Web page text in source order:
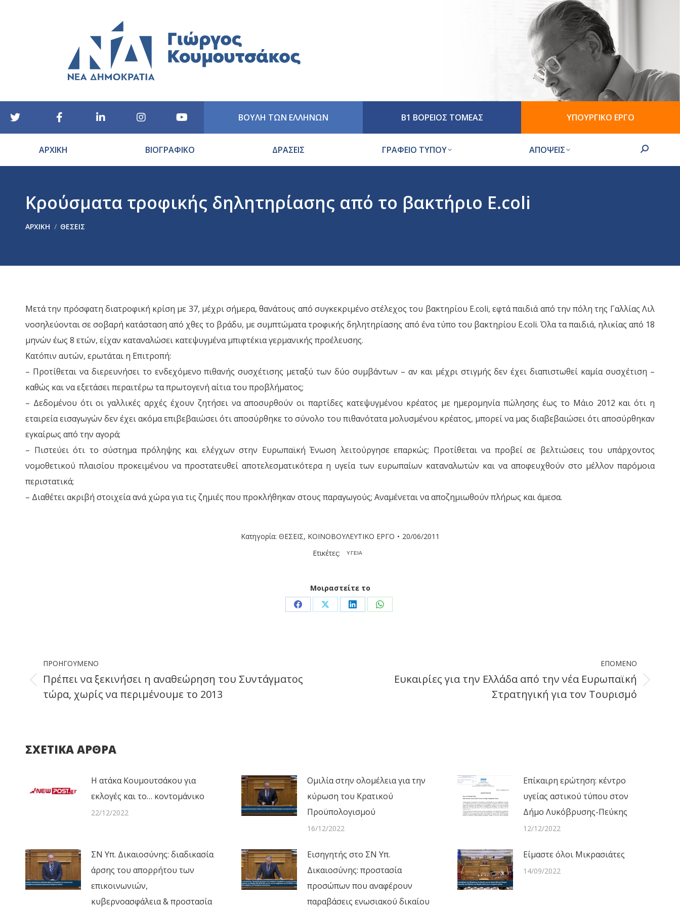
ΒΟΥΛΗ ΤΩΝ ΕΛΛΗΝΩΝ Β1 ΒΟΡΕΙΟΣ ΤΟΜΕΑΣ ΥΠΟΥΡΓΙΚΟ ΕΡΓΟ
ΑΡΧΙΚΗ ΒΙΟΓΡΑΦΙΚΟ ΔΡΑΣΕΙΣ ΓΡΑΦΕΙΟ ΤΥΠΟΥ ΑΠΟΨΕΙΣ Search:
Κρούσματα τροφικής δηλητηρίασης από το βακτήριο E.coli
ΑΡΧΙΚΉ ΘΕΣΕΙΣ
Μετά την πρόσφατη διατροφική κρίση με 37, μέχρι σήμερα, θανάτους από συγκεκριμένο στέλεχος του βακτηρίου E.coli, εφτά παιδιά από την πόλη της Γαλλίας Λιλ
νοσηλεύονται σε σοβαρή κατάσταση από χθες το βράδυ, με συμπτώματα τροφικής δηλητηρίασης από ένα τύπο του βακτηρίου E.coli. Όλα τα παιδιά, ηλικίας από 18
μηνών έως 8 ετών, είχαν καταναλώσει κατεψυγμένα μπιφτέκια γερμανικής προέλευσης.
Κατόπιν αυτών, ερωτάται η Επιτροπή:
– Προτίθεται να διερευνήσει το ενδεχόμενο πιθανής συσχέτισης μεταξύ των δύο συμβάντων – αν και μέχρι στιγμής δεν έχει διαπιστωθεί καμία συσχέτιση –
καθώς και να εξετάσει περαιτέρω τα πρωτογενή αίτια του προβλήματος;
– Δεδομένου ότι οι γαλλικές αρχές έχουν ζητήσει να αποσυρθούν οι παρτίδες κατεψυγμένου κρέατος με ημερομηνία πώλησης έως το Μάιο 2012 και ότι η
εταιρεία εισαγωγών δεν έχει ακόμα επιβεβαιώσει ότι αποσύρθηκε το σύνολο του πιθανότατα μολυσμένου κρέατος, μπορεί να μας διαβεβαιώσει ότι αποσύρθηκαν
εγκαίρως από την αγορά;
– Πιστεύει ότι το σύστημα πρόληψης και ελέγχων στην Ευρωπαϊκή Ένωση λειτούργησε επαρκώς; Προτίθεται να προβεί σε βελτιώσεις του υπάρχοντος
νομοθετικού πλαισίου προκειμένου να προστατευθεί αποτελεσματικότερα η υγεία των ευρωπαίων καταναλωτών και να αποφευχθούν στο μέλλον παρόμοια
περιστατικά;
– Διαθέτει ακριβή στοιχεία ανά χώρα για τις ζημιές που προκλήθηκαν στους παραγωγούς; Αναμένεται να αποζημιωθούν πλήρως και άμεσα.
Κατηγορία: ΘΕΣΕΙΣ, ΚΟΙΝΟΒΟΥΛΕΥΤΙΚΟ ΕΡΓΟ
20/06/2011
Ετικέτες:
ΥΓΕΙΑ
Μοιραστείτε το
Share Share Share Share
navigation
ΠΡΟΗΓΟΎΜΕΝΟ
Previous
post:
Πρέπει να ξεκινήσει η αναθεώρηση του Συντάγματος
τώρα, χωρίς να περιμένουμε το 2013
ΕΠΌΜΕΝΟ
Ευκαιρίες για την Ελλάδα από την νέα Ευρωπαϊκή
Στρατηγική για τον Τουρισμό
ΣΧΕΤΙΚΑ ΑΡΘΡΑ
Η ατάκα Κουμουτσάκου για
εκλογές και το… κοντομάνικο
22/12/2022
Ομιλία στην ολομέλεια για την
κύρωση του Κρατικού
Προϋπολογισμού
16/12/2022
Επίκαιρη ερώτηση: κέντρο
υγείας αστικού τύπου στον
Δήμο Λυκόβρυσης-Πεύκης
12/12/2022
ΣΝ Υπ. Δικαιοσύνης: διαδικασία
άρσης του απορρήτου των
επικοινωνιών,
κυβερνοασφάλεια & προστασία
Εισηγητής στο ΣΝ Υπ.
Δικαιοσύνης: προστασία
προσώπων που αναφέρουν
παραβάσεις ενωσιακού δικαίου
Είμαστε όλοι Μικρασιάτες
14/09/2022